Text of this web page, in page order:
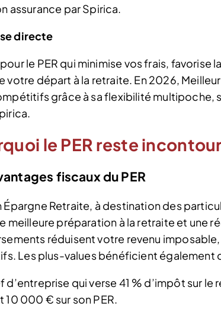
assurance par Spirica.
directe
le PER qui minimise vos frais,
votre départ à la retraite. En 2026,
grâce à sa flexibilité multipoche,
le PER reste
fiscaux du PER
Épargne Retraite, à destination des
meilleure préparation à la retraite et une
réduisent votre revenu
Les plus-values bénéficient également
d’entreprise qui verse 41 % d’impôt sur
10 000 € sur son PER.